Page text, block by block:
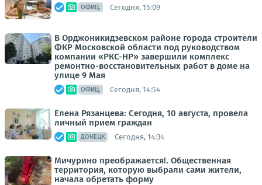
ОФИЦ. Сегодня, 15:09
В Орджоникидзевском районе города строители
ФКР Московской области под руководством
компании «РКС-НР» завершили комплекс
ремонтно-восстановительных работ в доме на
улице 9 Мая
ОФИЦ. Сегодня, 14:54
Елена Рязанцева: Сегодня, 10 августа, провела
личный прием граждан
ДОНЕЦК Сегодня, 14:34
Мичурино преображается!. Общественная
территория, которую выбрали сами жители,
начала обретать форму